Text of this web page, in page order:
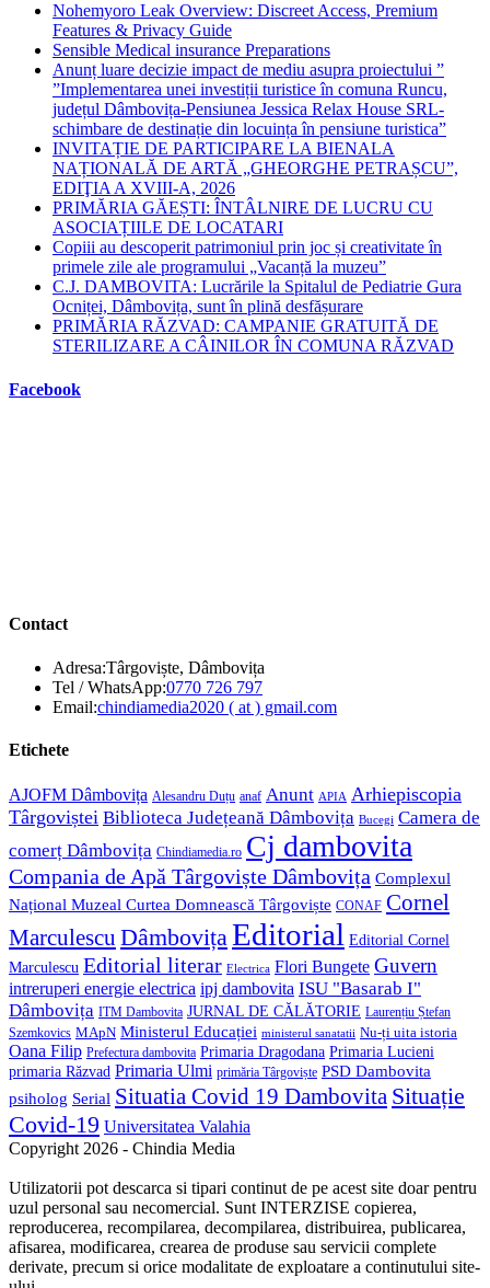
Nohemyoro Leak Overview: Discreet Access, Premium
Features & Privacy Guide
Sensible Medical insurance Preparations
Anunț luare decizie impact de mediu asupra proiectului ”
”Implementarea unei investiții turistice în comuna Runcu,
județul Dâmbovița-Pensiunea Jessica Relax House SRL-
schimbare de destinație din locuința în pensiune turistica”
INVITAȚIE DE PARTICIPARE LA BIENALA
NAȚIONALĂ DE ARTĂ „GHEORGHE PETRAȘCU”,
EDIŢIA A XVIII-A, 2026
PRIMĂRIA GĂEȘTI: ÎNTÂLNIRE DE LUCRU CU
ASOCIAȚIILE DE LOCATARI
Copiii au descoperit patrimoniul prin joc și creativitate în
primele zile ale programului „Vacanță la muzeu”
C.J. DAMBOVITA: Lucrările la Spitalul de Pediatrie Gura
Ocniței, Dâmbovița, sunt în plină desfășurare
PRIMĂRIA RĂZVAD: CAMPANIE GRATUITĂ DE
STERILIZARE A CÂINILOR ÎN COMUNA RĂZVAD
Facebook
Contact
Adresa:Târgoviște, Dâmbovița
Tel / WhatsApp:0770 726 797Opens
in
Email:chindiamedia2020 ( at ) gmail.comOpens
Etichete
AJOFM Dâmbovița Alesandru Duțu anaf Anunt APIA Arhiepiscopia
Târgoviștei Biblioteca Județeană Dâmbovița Bucegi Camera de
comerț Dâmbovița Chindiamedia.ro Cj dambovita
Compania de Apă Târgoviște Dâmbovița Complexul
Național Muzeal Curtea Domnească Târgoviște CONAF Cornel
Marculescu DâmbovițaEditorial Editorial Cornel
Marculescu Editorial literar Electrica Flori Bungete Guvern
intreruperi energie electrica ipj dambovita ISU "Basarab I"
Dâmbovița ITM Dambovita JURNAL DE CĂLĂTORIE Laurențiu Ștefan
Szemkovics MApN Ministerul Educației ministerul sanatatii Nu-ți uita istoria
Oana Filip Prefectura dambovita Primaria Dragodana Primaria Lucieni
primaria Răzvad Primaria Ulmi primăria Târgoviște PSD Dambovita
psiholog Serial Situatia Covid 19 Dambovita Situație
Covid-19 Universitatea Valahia
Copyright 2026 - Chindia Media
Utilizatorii pot descarca si tipari continut de pe acest site doar pentru
uzul personal sau necomercial. Sunt INTERZISE copierea,
reproducerea, recompilarea, decompilarea, distribuirea, publicarea,
afisarea, modificarea, crearea de produse sau servicii complete
derivate, precum si orice modalitate de exploatare a continutului site-